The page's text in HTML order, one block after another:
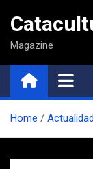
contenido
Magazine
Home Actualidad